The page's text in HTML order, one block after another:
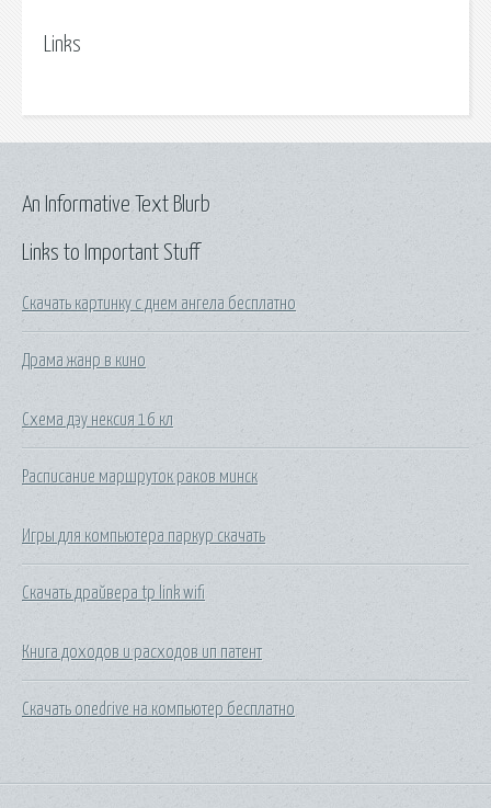
Links
Links to Important Stuff
Скачать картинку с днем ангела бесплатно
Драма жанр в кино
Схема дэу нексия 16 кл
Расписание маршруток раков минск
Игры для компьютера паркур скачать
Скачать драйвера tp link wifi
Книга доходов и расходов ип патент
Скачать onedrive на компьютер бесплатно
An Informative Text Blurb